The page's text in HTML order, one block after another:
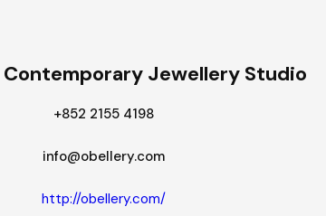
Jewellery Studio
+852 2155 4198
info@obellery.com
http://obellery.com/